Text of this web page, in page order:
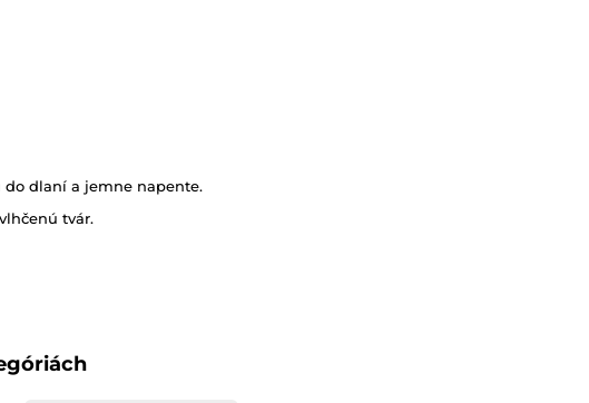
dlaní a jemne napente.
tvár.